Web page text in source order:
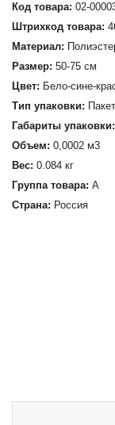
Код товара: 02-
Штрихкод товара:
Материал:
Размер: 50-75 см
Цвет: Бело-сине-
Тип упаковки:
Габариты упаковки:
Объем: 0,0002 м3
Вес: 0.084 кг
Группа товара: А
Страна: Россия